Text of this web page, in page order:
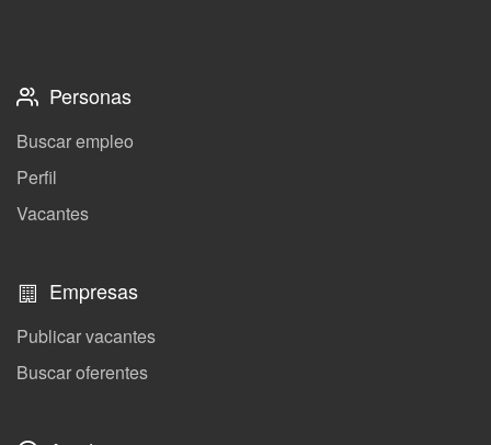
Personas
Buscar empleo
Perfil
Vacantes
Empresas
Publicar vacantes
Buscar oferentes